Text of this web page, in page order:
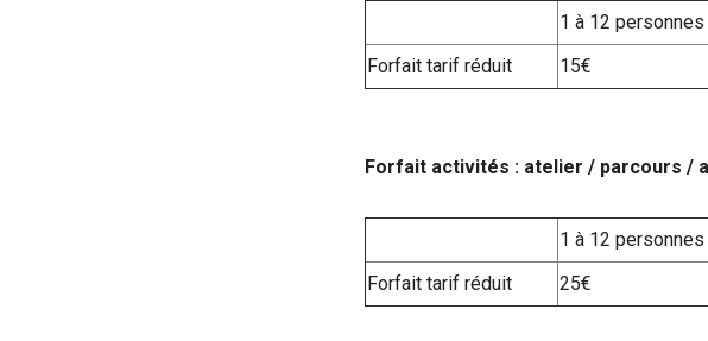
1 à 12 personnes
Forfait tarif réduit
15€
Forfait activités : atelier / parcours /
1 à 12 personnes
Forfait tarif réduit
25€